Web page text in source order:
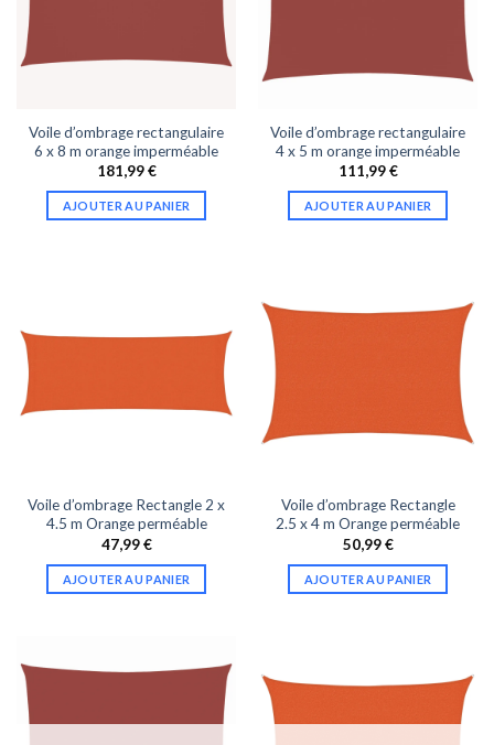
Voile d’ombrage rectangulaire
6 x 8 m orange imperméable
181,99€
AJOUTER AU PANIER
Voile d’ombrage rectangulaire
4 x 5 m orange imperméable
111,99€
AJOUTER AU PANIER
Voile d’ombrage Rectangle 2 x
4.5 m Orange perméable
47,99€
AJOUTER AU PANIER
Voile d’ombrage Rectangle
2.5 x 4 m Orange perméable
50,99€
AJOUTER AU PANIER